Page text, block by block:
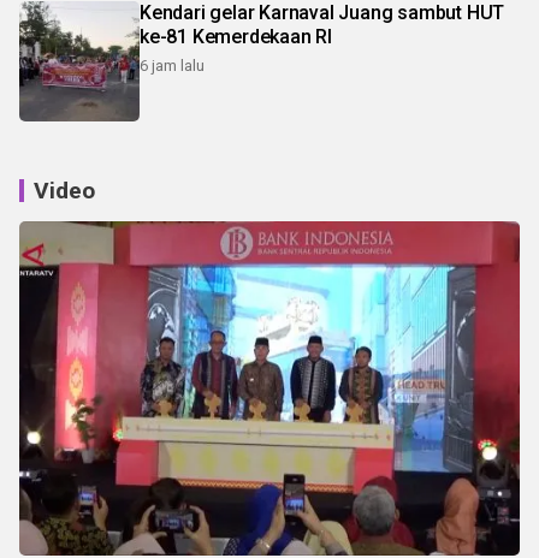
Kendari gelar Karnaval Juang sambut HUT
ke-81 Kemerdekaan RI
6 jam lalu
Video